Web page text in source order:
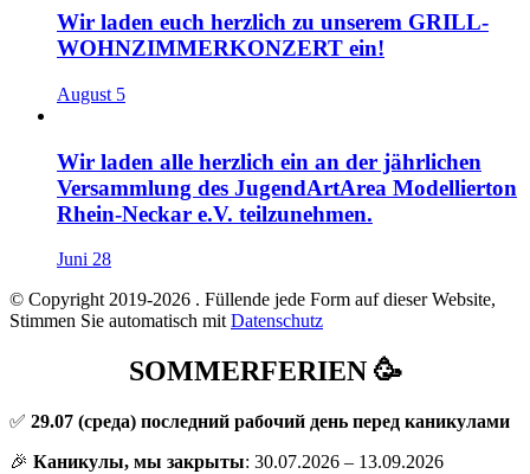
Wir laden euch herzlich zu unserem GRILL-
WOHNZIMMERKONZERT ein!
August 5
Wir laden alle herzlich ein an der jährlichen
Versammlung des JugendArtArea Modellierton
Rhein-Neckar e.V. teilzunehmen.
Juni 28
© Copyright 2019-2026 . Füllende jede Form auf dieser Website,
Stimmen Sie automatisch mit Datenschutz
SOMMERFERIEN 🥳
✅ 29.07 (среда) последний рабочий день перед каникулами
🎉 Каникулы, мы закрыты: 30.07.2026 – 13.09.2026